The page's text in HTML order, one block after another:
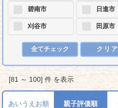
碧南市
刈谷市
日進市
田原市
全てチェック クリア
[81 ～ 100] 件 を表示
あいうえお順 親子評価順